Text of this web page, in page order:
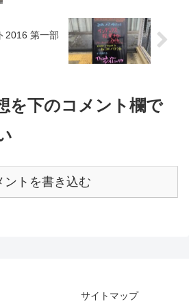
2016 第一部
を下のコメント欄で
ントを書き込む
サイトマップ